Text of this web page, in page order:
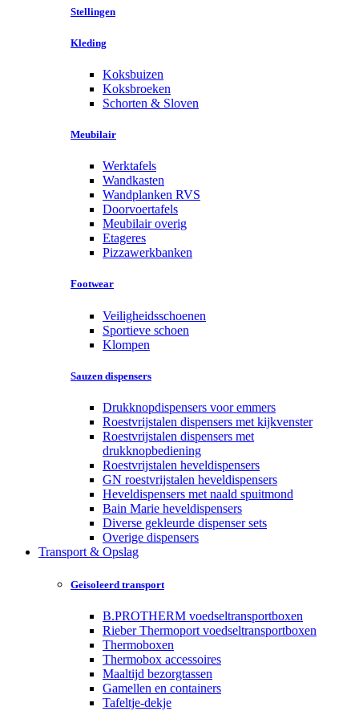
Stellingen
Kleding
Koksbuizen
Koksbroeken
Schorten & Sloven
Meubilair
Werktafels
Wandkasten
Wandplanken RVS
Doorvoertafels
Meubilair overig
Etageres
Pizzawerkbanken
Footwear
Veiligheidsschoenen
Sportieve schoen
Klompen
Sauzen dispensers
Drukknopdispensers voor emmers
Roestvrijstalen dispensers met kijkvenster
Roestvrijstalen dispensers met
drukknopbediening
Roestvrijstalen heveldispensers
GN roestvrijstalen heveldispensers
Heveldispensers met naald spuitmond
Bain Marie heveldispensers
Diverse gekleurde dispenser sets
Overige dispensers
Transport & Opslag
Geisoleerd transport
B.PROTHERM voedseltransportboxen
Rieber Thermoport voedseltransportboxen
Thermoboxen
Thermobox accessoires
Maaltijd bezorgtassen
Gamellen en containers
Tafeltje-dekje